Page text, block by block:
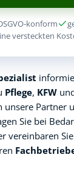
konform
versteckten
Pflege, KFW
unsere Partner
Sie bei
vereinbaren